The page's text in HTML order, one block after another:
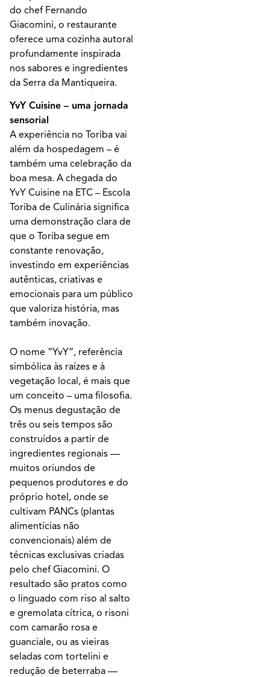
do chef Fernando
Giacomini, o restaurante
oferece uma cozinha autoral
profundamente inspirada
nos sabores e ingredientes
da Serra da Mantiqueira.
YvY Cuisine – uma jornada
sensorial
A experiência no Toriba vai
além da hospedagem – é
também uma celebração da
boa mesa. A chegada do
YvY Cuisine na ETC – Escola
Toriba de Culinária significa
uma demonstração clara de
que o Toriba segue em
constante renovação,
investindo em experiências
autênticas, criativas e
emocionais para um público
que valoriza história, mas
também inovação.
O nome “YvY”, referência
simbólica às raízes e à
vegetação local, é mais que
um conceito – uma filosofia.
Os menus degustação de
três ou seis tempos são
construídos a partir de
ingredientes regionais —
muitos oriundos de
pequenos produtores e do
próprio hotel, onde se
cultivam PANCs (plantas
alimentícias não
convencionais) além de
técnicas exclusivas criadas
pelo chef Giacomini. O
resultado são pratos como
o linguado com riso al salto
e gremolata cítrica, o risoni
com camarão rosa e
guanciale, ou as vieiras
seladas com tortelini e
redução de beterraba —